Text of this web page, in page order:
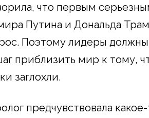
что первым
Путина и Дональда
Поэтому лидеры
приблизить мир к тому,
заглохли.
предчувствовала